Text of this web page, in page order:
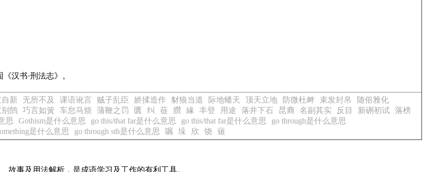
汉书·刑法志》。
新 无所不及 课语讹言 贼子乱臣 娇揉造作 豺狼当道 际地蟠天 顶天立地 防微杜衅 束发封帛
随俗雅化
鹄 巧言如簧 车怠马烦 蒲鞭之罚 匱 纠 蓰 臢 緣 丰登 用途 落井下石 昆裔 名副其实 反目 新硎初试
落榜
思 Gothism是什么意思 go this/that far是什么意思 go this/that far是什么意思
go through是什么意思
是什么意思 go through sth是什么意思 嘱 垛 欣 饶 薙
故事及用法解析，是成语学习及工作的有利工具。